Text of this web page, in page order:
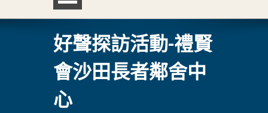
好聲探訪活動-禮賢
會沙田長者鄰舍中
心